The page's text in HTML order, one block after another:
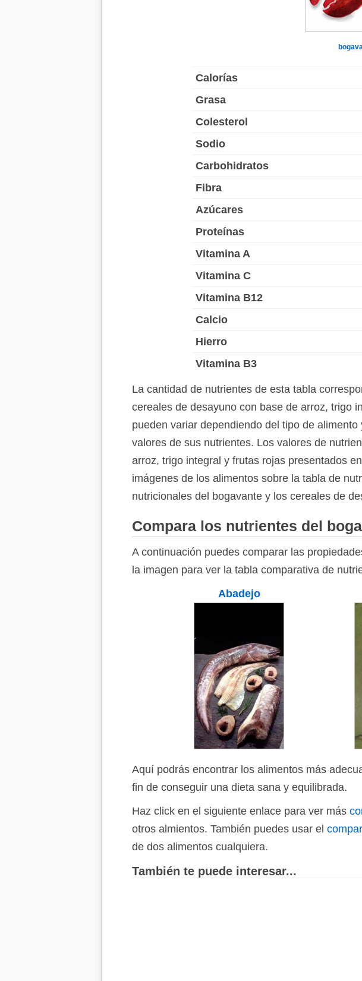
Calorías
Grasa
Colesterol
Sodio
Carbohidratos
Fibra
Azúcares
Proteínas
Vitamina A
Vitamina C
Vitamina B12
Calcio
Hierro
Vitamina B3
La cantidad de nutrientes de esta tabla
cereales de desayuno con base de arroz, trigo
pueden variar dependiendo del tipo de
valores de sus nutrientes. Los valores de
arroz, trigo integral y frutas rojas presentados
imágenes de los alimentos sobre la tabla de
nutricionales del bogavante y los cereales de
Compara los nutrientes del
A continuación puedes comparar las
la imagen para ver la tabla comparativa de
Abadejo
Aquí podrás encontrar los alimentos más
fin de conseguir una dieta sana y equilibrada.
Haz click en el siguiente enlace para ver más
otros almientos. También puedes usar el
de dos alimentos cualquiera.
También te puede interesar...